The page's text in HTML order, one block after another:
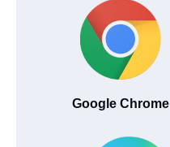
Google Chrome